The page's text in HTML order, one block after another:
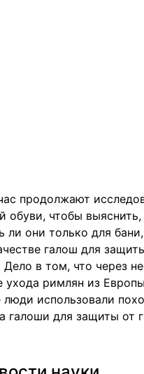
продолжают
обуви, чтобы выяснить,
ли они только для
галош для
Дело в том, что через
ухода римлян из Европы
люди использовали
галоши для защиты от